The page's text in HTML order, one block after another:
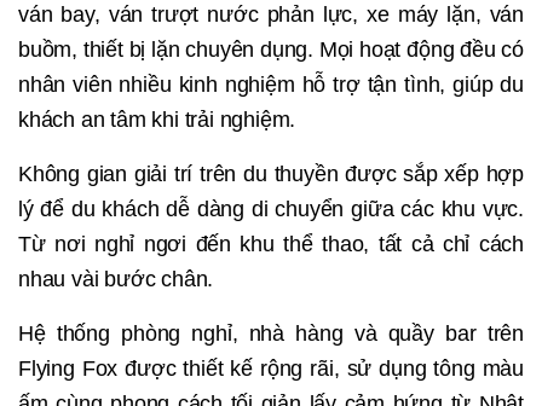
ván bay, ván trượt nước phản lực, xe máy lặn, ván
buồm, thiết bị lặn chuyên dụng. Mọi hoạt động đều có
nhân viên nhiều kinh nghiệm hỗ trợ tận tình, giúp du
khách an tâm khi trải nghiệm.
Không gian giải trí trên du thuyền được sắp xếp hợp
lý để du khách dễ dàng di chuyển giữa các khu vực.
Từ nơi nghỉ ngơi đến khu thể thao, tất cả chỉ cách
nhau vài bước chân.
Hệ thống phòng nghỉ, nhà hàng và quầy bar trên
Flying Fox được thiết kế rộng rãi, sử dụng tông màu